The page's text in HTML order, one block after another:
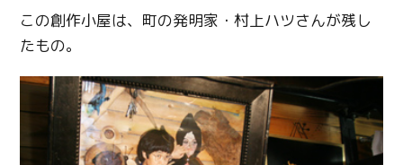
この創作小屋は、町の発明家・村上ハツさんが残し
たもの。